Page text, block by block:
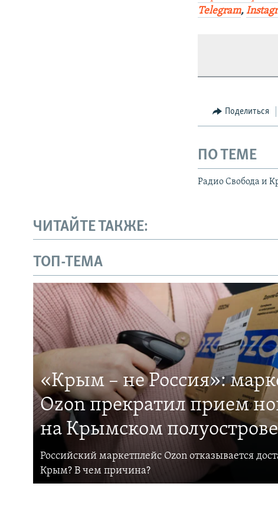
Telegram,
Поделиться
ПО ТЕМЕ
Радио Свобода и
ЧИТАЙТЕ ТАКЖЕ:
ТОП-ТЕМА
«Крым – не Россия»:
Ozon прекратил прием
на Крымском полуострове
Российский маркетплейс Ozon отказывается
Крым? В чем причина?